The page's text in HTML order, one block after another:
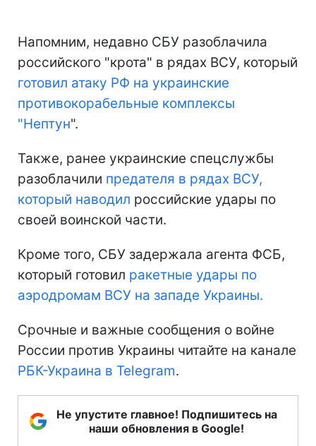
Напомним, недавно СБУ разоблачила
российского "крота" в рядах ВСУ, который
готовил атаку РФ на украинские
противокорабельные комплексы
"Нептун".
Также, ранее украинские спецслужбы
разоблачили предателя в рядах ВСУ,
который наводил российские удары по
своей воинской части.
Кроме того, СБУ задержала агента ФСБ,
который готовил ракетные удары по
аэродромам ВСУ на западе Украины.
Срочные и важные сообщения о войне
России против Украины читайте на канале
РБК-Украина в Telegram.
Не упустите главное! Подпишитесь на
наши обновления в Google!